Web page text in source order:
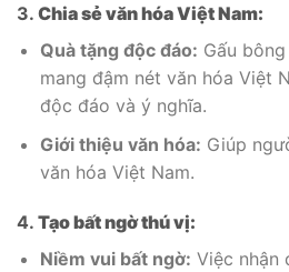
3. Chia sẻ văn hóa Việt Nam:
Quà tặng độc đáo: Gấu
mang đậm nét văn hóa Việt
độc đáo và ý nghĩa.
Giới thiệu văn hóa: Giúp
văn hóa Việt Nam.
4. Tạo bất ngờ thú vị:
Niềm vui bất ngờ: Việc nhận